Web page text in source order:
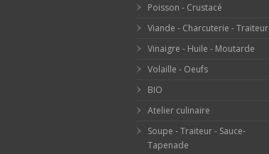
Poisson - Crustacé
Viande - Charcuterie - Traiteur
Vinaigre - Huile - Moutarde
Volaille - Oeufs
BIO
Atelier culinaire
Soupe - Traiteur - Sauce-
Tapenade